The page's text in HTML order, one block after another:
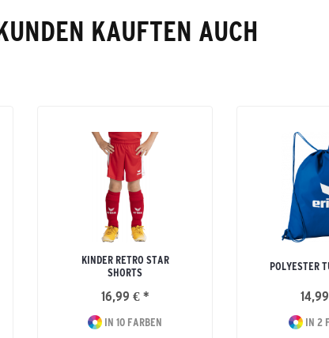
KAUFTEN AUCH
KINDER RETRO STAR
SHORTS
16,99 € *
IN 10 FARBEN
POLYESTER
IN 2